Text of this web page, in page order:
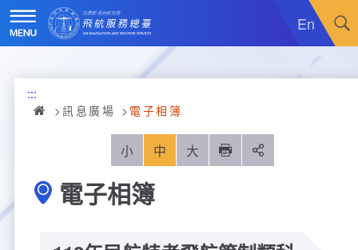
跳
到
主
要
En
最新消息
採購公告
關於我們
組織沿革
服務範疇
重大施政計畫
:::
訊息廣場
電子相簿
小 中 大 列印
電子相簿